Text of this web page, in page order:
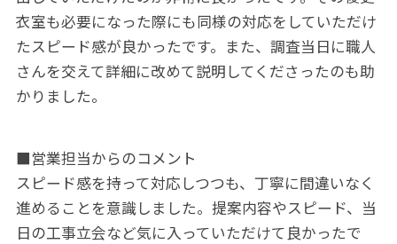
衣室も必要になった際にも同様の対応をしていただけ
たスピード感が良かったです。また、調査当日に職人
さんを交えて詳細に改めて説明してくださったのも助
かりました。
■営業担当からのコメント
スピード感を持って対応しつつも、丁寧に間違いなく
進めることを意識しました。提案内容やスピード、当
日の工事立会など気に入っていただけて良かったで